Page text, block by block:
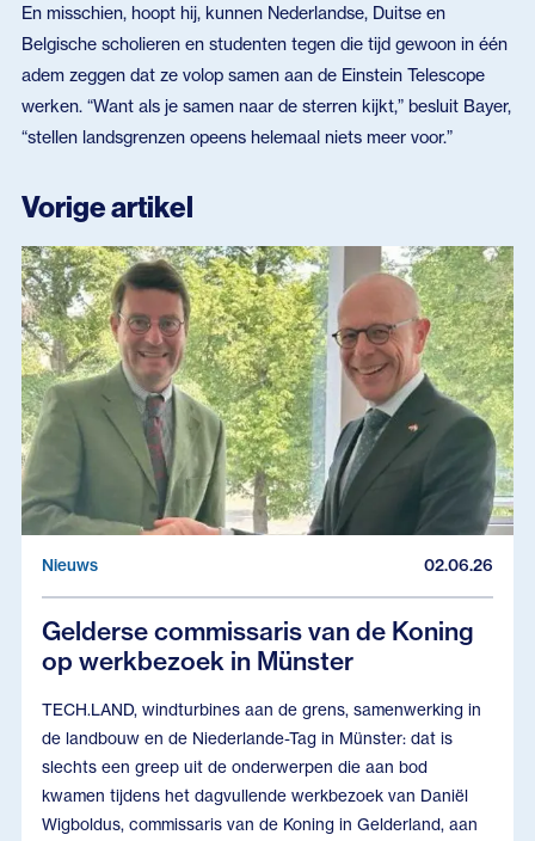
En misschien, hoopt hij, kunnen Nederlandse, Duitse en
Belgische scholieren en studenten tegen die tijd gewoon in één
adem zeggen dat ze volop samen aan de Einstein Telescope
werken. “Want als je samen naar de sterren kijkt,” besluit Bayer,
“stellen landsgrenzen opeens helemaal niets meer voor.”
Vorige artikel
Nieuws 02.06.26
Gelderse commissaris van de Koning
op werkbezoek in Münster
TECH.LAND, windturbines aan de grens, samenwerking in
de landbouw en de Niederlande-Tag in Münster: dat is
slechts een greep uit de onderwerpen die aan bod
kwamen tijdens het dagvullende werkbezoek van Daniël
Wigboldus, commissaris van de Koning in Gelderland, aan